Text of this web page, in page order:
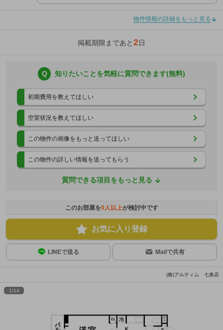
物件情報の詳細をもっと見る
掲載期限まであと2日
Q 知りたいことを気軽に質問できます(無料)
初期費用を教えてほしい
空室状況を教えてほしい
この物件の画像をもっと送ってほしい
この物件の詳しい情報を送ってもらう
質問できる項目をもっと見る
このお部屋を0人以上が検討中です
お気に入り登録
LINEで送る Mailで共有
(株)アルティム 七条店
1/14